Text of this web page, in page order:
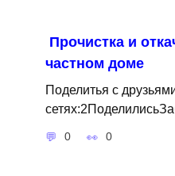
Прочистка и
частном доме
Поделитья с
0 0